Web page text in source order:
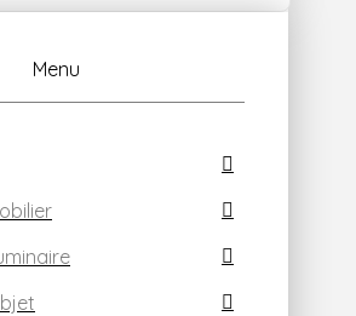
Menu